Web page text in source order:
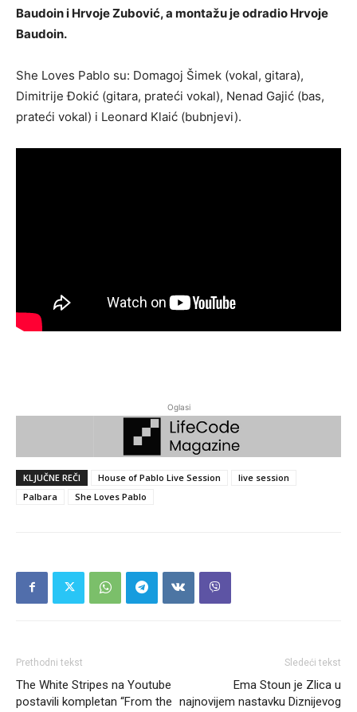
Baudoin i Hrvoje Zubović, a montažu je odradio Hrvoje
Baudoin.
She Loves Pablo su: Domagoj Šimek (vokal, gitara),
Dimitrije Đokić (gitara, prateći vokal), Nenad Gajić (bas,
prateći vokal) i Leonard Klaić (bubnjevi).
Oglasi
KLJUČNE REČI House of Pablo Live Session
live session
Palbara
She Loves Pablo
Prethodni tekst
The White Stripes na Youtube
postavili kompletan “From the
Sledeći tekst
Ema Stoun je Zlica u
najnovijem nastavku Diznijevog